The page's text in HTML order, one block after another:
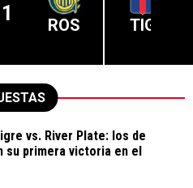
1 ROS TIG
vs. River Plate: los de
su primera victoria en el